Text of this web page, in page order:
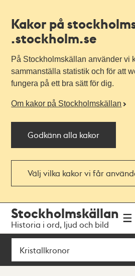
Kakor på
.stockholm.se
På Stockholmskällan använder vi
sammanställa statistik och för att
fungera på ett bra sätt för dig.
Om kakor på Stockholmskällan
Godkänn alla kakor
Välj vilka kakor vi får
navigationen
huvudinnehållet
Stockholmskällan
Historia i ord, ljud och bild
Sök